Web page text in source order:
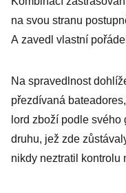
na svou stranu
A zavedl vlastní
Na spravedlnost
přezdívaná
lord zboží podle
druhu, jež zde
nikdy neztratil kontrolu